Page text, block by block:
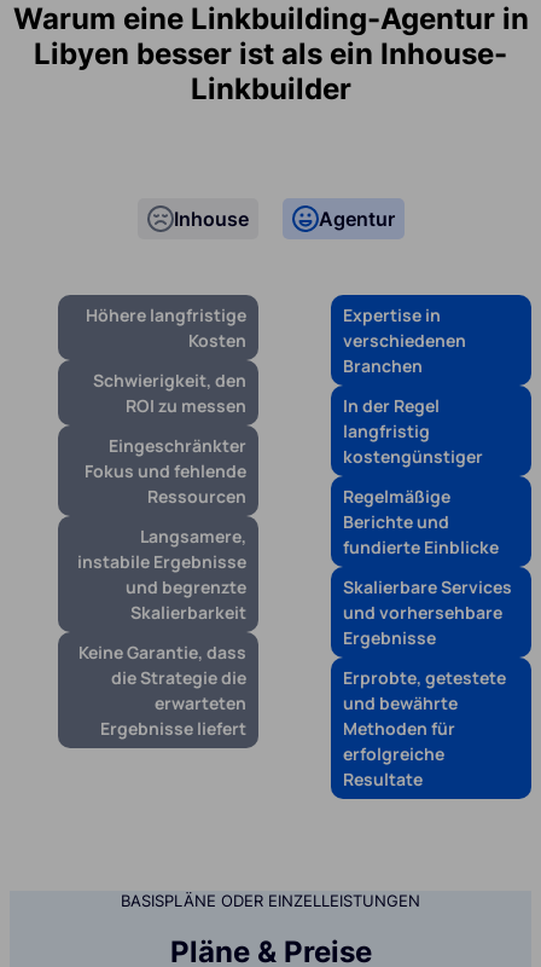
Warum eine Linkbuilding-Agentur in
Libyen besser ist als ein Inhouse-
Linkbuilder
Inhouse
Höhere langfristige
Kosten
Schwierigkeit, den
ROI zu messen
Eingeschränkter
Fokus und fehlende
Ressourcen
Langsamere,
instabile Ergebnisse
und begrenzte
Skalierbarkeit
Keine Garantie, dass
die Strategie die
erwarteten
Ergebnisse liefert
Agentur
Expertise in
verschiedenen
Branchen
In der Regel
langfristig
kostengünstiger
Regelmäßige
Berichte und
fundierte Einblicke
Skalierbare Services
und vorhersehbare
Ergebnisse
Erprobte, getestete
und bewährte
Methoden für
erfolgreiche
Resultate
BASISPLÄNE ODER EINZELLEISTUNGEN
Pläne & Preise